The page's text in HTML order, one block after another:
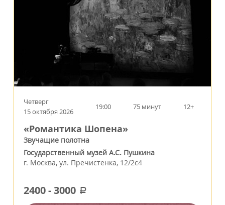
Четверг
15 октября 2026
19:00 75 минут 12+
«Романтика Шопена»
Звучащие полотна
Государственный музей А.С. Пушкина
г. Москва, ул. Пречистенка, 12/2c4
2400-3000 a